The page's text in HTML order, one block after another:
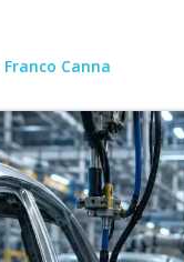
Franco Canna